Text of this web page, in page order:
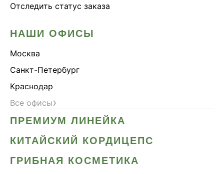
Отследить статус заказа
НАШИ ОФИСЫ
Москва
Санкт-Петербург
Краснодар
Все офисы›
ПРЕМИУМ ЛИНЕЙКА
КИТАЙСКИЙ КОРДИЦЕПС
ГРИБНАЯ КОСМЕТИКА